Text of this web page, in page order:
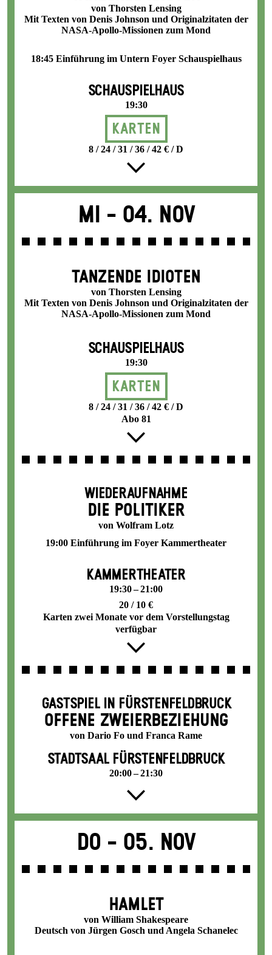
von Thorsten Lensing
Mit Texten von Denis Johnson und Originalzitaten der
NASA-Apollo-Missionen zum Mond
18:45 Einführung im Untern Foyer Schauspielhaus
SCHAUSPIELHAUS
19:30
Karten
8 / 24 / 31 / 36 / 42 € / D
Mi - 04. Nov
TANZENDE IDIOTEN
von Thorsten Lensing
Mit Texten von Denis Johnson und Originalzitaten der
NASA-Apollo-Missionen zum Mond
SCHAUSPIELHAUS
19:30
Karten
8 / 24 / 31 / 36 / 42 € / D
Abo 81
WIEDERAUFNAHME
DIE POLITIKER
von Wolfram Lotz
19:00 Einführung im Foyer Kammertheater
KAMMERTHEATER
19:30 – 21:00
20 / 10 €
Karten zwei Monate vor dem Vorstellungstag
verfügbar
GASTSPIEL IN FÜRSTENFELDBRUCK
OFFENE ZWEIER­BEZIEHUNG
von Dario Fo und Franca Rame
STADTSAAL FÜRSTENFELDBRUCK
20:00 – 21:30
Do - 05. Nov
HAMLET
von William Shakespeare
Deutsch von Jürgen Gosch und Angela Schanelec